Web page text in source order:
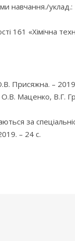
навчання./
161 «Хімічна
Присяжна. –
О.В. Маценко,
за
– 24 с.